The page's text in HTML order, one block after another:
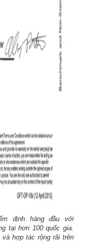
định hàng đầu với
tại hơn 100 quốc gia.
hợp tác rộng rãi trên